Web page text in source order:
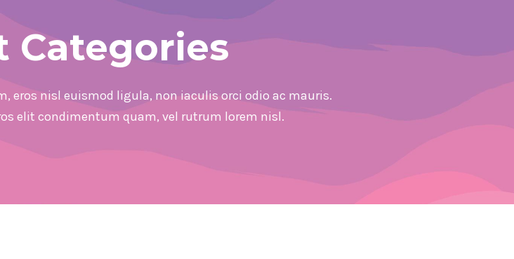
Categories
eros nisl euismod ligula, non iaculis orci odio ac mauris.
elit condimentum quam, vel rutrum lorem nisl.